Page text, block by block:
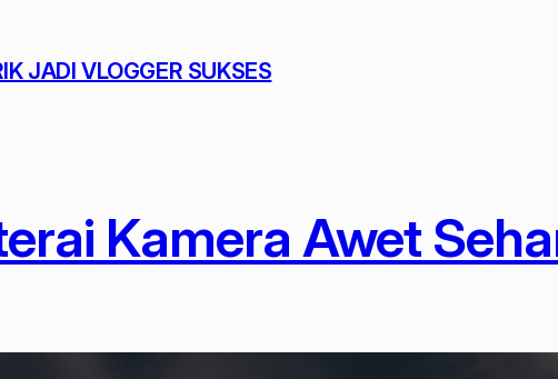
JADI VLOGGER SUKSES
Kamera Awet